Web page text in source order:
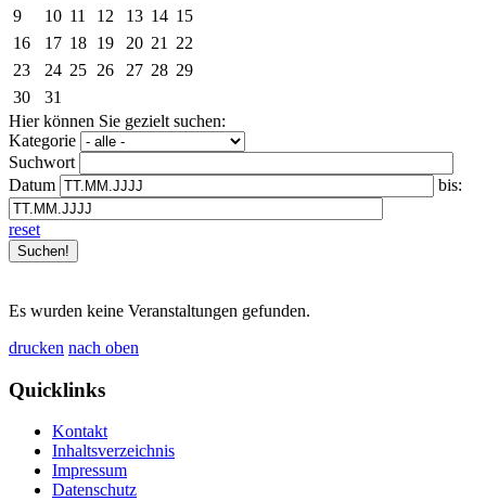
9
10 11 12 13 14 15
16
17 18 19 20 21
22
23
24 25 26 27 28 29
30
31
Hier können Sie gezielt suchen:
Kategorie
Suchwort
Datum
bis:
reset
Es wurden keine Veranstaltungen gefunden.
drucken nach oben
Quicklinks
Kontakt
Inhaltsverzeichnis
Impressum
Datenschutz